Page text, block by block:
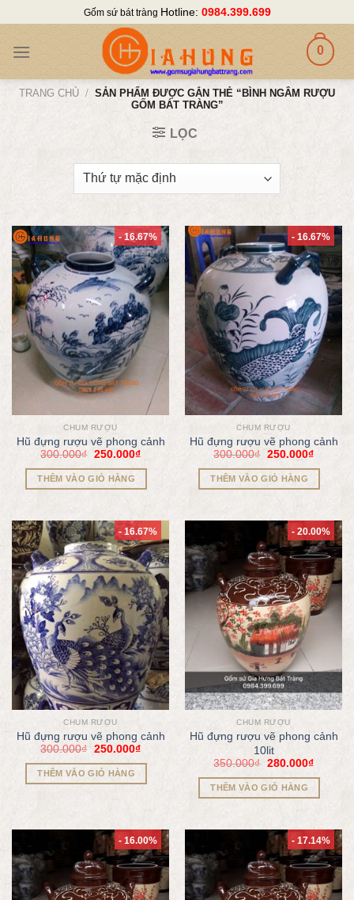
content
Gốm sứ bát tràng Hotline: 0984.399.699
0
TRANG CHỦ / SẢN PHẨM ĐƯỢC GẮN THẺ “BÌNH NGÂM RƯỢU
GỐM BÁT TRÀNG”
LỌC
- 16.67%
CHUM RƯỢU
Hũ đựng rượu vẽ phong cảnh
300.000₫ 250.000₫
THÊM VÀO GIỎ HÀNG
- 16.67%
CHUM RƯỢU
Hũ đựng rượu vẽ phong cảnh
300.000₫ 250.000₫
THÊM VÀO GIỎ HÀNG
- 16.67%
CHUM RƯỢU
Hũ đựng rượu vẽ phong cảnh
300.000₫ 250.000₫
THÊM VÀO GIỎ HÀNG
- 20.00%
CHUM RƯỢU
Hũ đựng rượu vẽ phong cảnh
10lit
350.000₫ 280.000₫
THÊM VÀO GIỎ HÀNG
- 16.00% - 17.14%